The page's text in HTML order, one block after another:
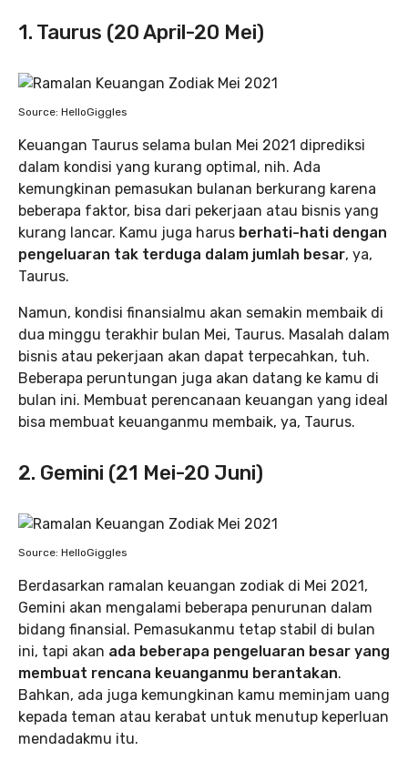
1. Taurus (20 April-20 Mei)
Source: HelloGiggles
Keuangan Taurus selama bulan Mei 2021 diprediksi
dalam kondisi yang kurang optimal, nih. Ada
kemungkinan pemasukan bulanan berkurang karena
beberapa faktor, bisa dari pekerjaan atau bisnis yang
kurang lancar. Kamu juga harus berhati-hati dengan
pengeluaran tak terduga dalam jumlah besar, ya,
Taurus.
Namun, kondisi finansialmu akan semakin membaik di
dua minggu terakhir bulan Mei, Taurus. Masalah dalam
bisnis atau pekerjaan akan dapat terpecahkan, tuh.
Beberapa peruntungan juga akan datang ke kamu di
bulan ini. Membuat perencanaan keuangan yang ideal
bisa membuat keuanganmu membaik, ya, Taurus.
2. Gemini (21 Mei-20 Juni)
Source: HelloGiggles
Berdasarkan ramalan keuangan zodiak di Mei 2021,
Gemini akan mengalami beberapa penurunan dalam
bidang finansial. Pemasukanmu tetap stabil di bulan
ini, tapi akan ada beberapa pengeluaran besar yang
membuat rencana keuanganmu berantakan.
Bahkan, ada juga kemungkinan kamu meminjam uang
kepada teman atau kerabat untuk menutup keperluan
mendadakmu itu.